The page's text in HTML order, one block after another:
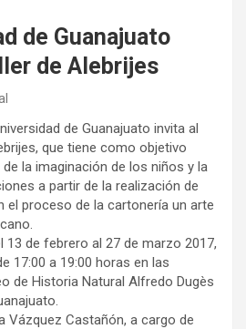
de Guanajuato
de Alebrijes
de Guanajuato invita al
que tiene como objetivo
la imaginación de los niños y la
a partir de la realización de
proceso de la cartonería un arte
13 de febrero al 27 de marzo 2017,
17:00 a 19:00 horas en las
de Historia Natural Alfredo Dugès
Vázquez Castañón, a cargo de